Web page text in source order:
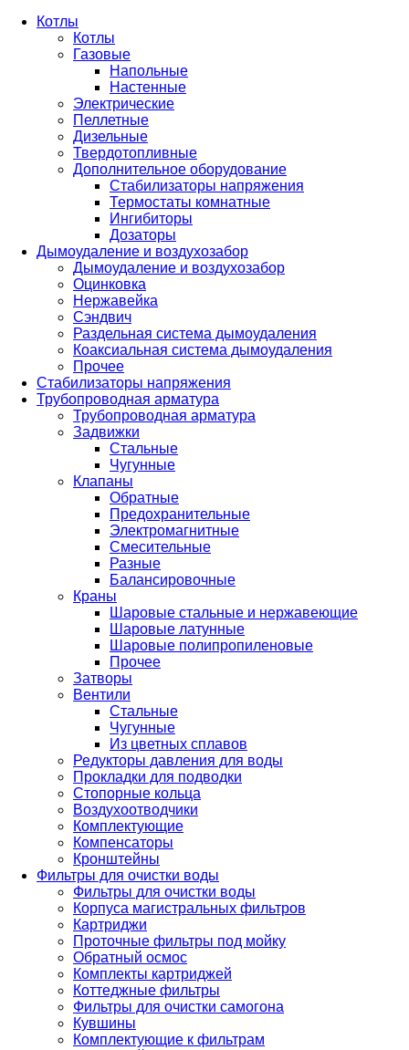
Котлы
Котлы
Газовые
Напольные
Настенные
Электрические
Пеллетные
Дизельные
Твердотопливные
Дополнительное оборудование
Стабилизаторы напряжения
Термостаты комнатные
Ингибиторы
Дозаторы
Дымоудаление и воздухозабор
Дымоудаление и воздухозабор
Оцинковка
Нержавейка
Сэндвич
Раздельная система дымоудаления
Коаксиальная система дымоудаления
Прочее
Стабилизаторы напряжения
Трубопроводная арматура
Трубопроводная арматура
Задвижки
Стальные
Чугунные
Клапаны
Обратные
Предохранительные
Электромагнитные
Смесительные
Разные
Балансировочные
Краны
Шаровые стальные и нержавеющие
Шаровые латунные
Шаровые полипропиленовые
Прочее
Затворы
Вентили
Стальные
Чугунные
Из цветных сплавов
Редукторы давления для воды
Прокладки для подводки
Стопорные кольца
Воздухоотводчики
Комплектующие
Компенсаторы
Кронштейны
Фильтры для очистки воды
Фильтры для очистки воды
Корпуса магистральных фильтров
Картриджи
Проточные фильтры под мойку
Обратный осмос
Комплекты картриджей
Коттеджные фильтры
Фильтры для очистки самогона
Кувшины
Комплектующие к фильтрам